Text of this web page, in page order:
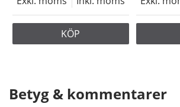
KÖP
Betyg & kommentarer